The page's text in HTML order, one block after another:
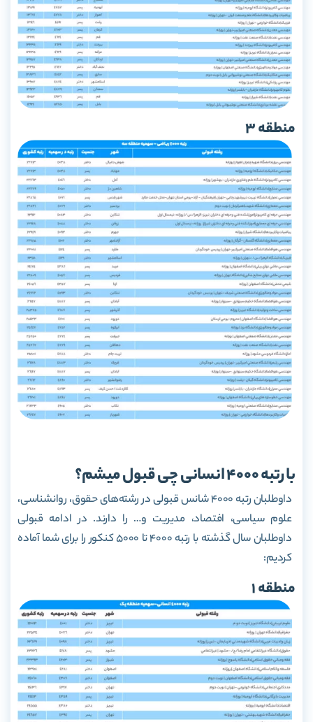
منطقه 3
با رتبه 4000 انسانی چی قبول میشم؟
داوطلبان رتبه 4000 شانس قبولی در رشته‌های حقوق، روانشناسی،
علوم سیاسی، افتصاد، مدیریت و… را دارند. در ادامه قبولی
داوطلبان سال گذشته با رتبه 4000 تا 5000 کنکور را برای شما آماده
کردیم:
منطقه 1